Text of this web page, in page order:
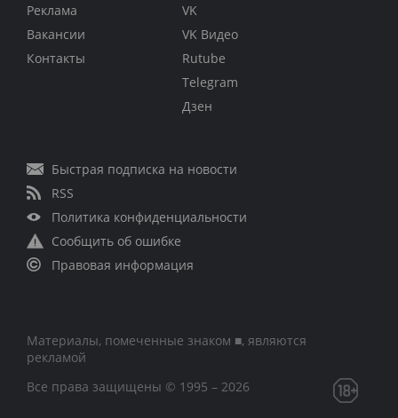
Реклама
Вакансии
Контакты
VK
VK Видео
Rutube
Telegram
Дзен
Быстрая подписка на новости
RSS
Политика конфиденциальности
Сообщить об ошибке
Правовая информация
Материалы, помеченные знаком ■, являются
рекламой
Все права защищены © 1995 – 2026